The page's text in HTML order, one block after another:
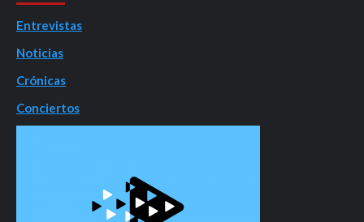
Entrevistas
Noticias
Crónicas
Conciertos